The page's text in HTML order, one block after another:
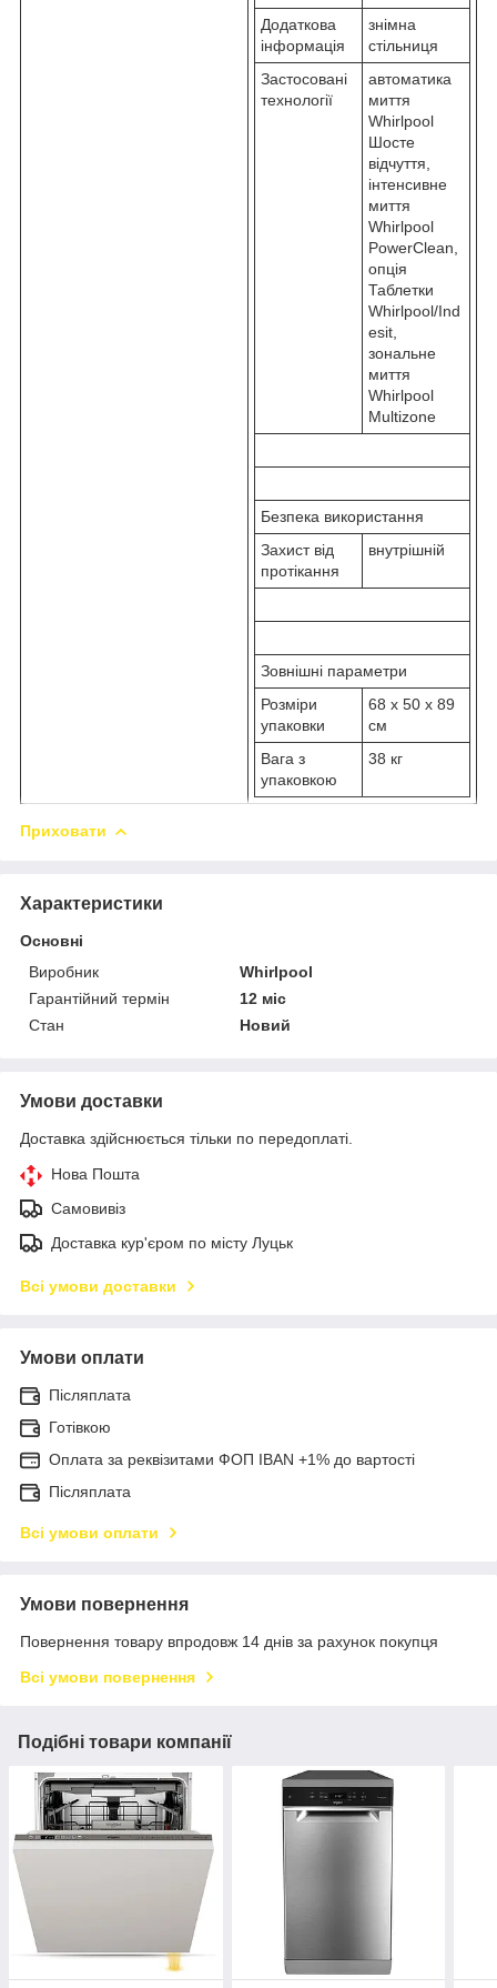
Додаткова
інформація
знімна
стільниця
Застосовані
технології
автоматика
миття
Whirlpool
Шосте
відчуття,
інтенсивне
миття
Whirlpool
PowerClean,
опція
Таблетки
Whirlpool/Ind
esit,
зональне
миття
Whirlpool
Multizone
Безпека використання
Захист від
протікання
внутрішній
Зовнішні параметри
Розміри
упаковки
68 x 50 x 89
см
Вага з
упаковкою
38 кг
Приховати
Характеристики
Основні
Виробник
Whirlpool
Гарантійний термін
12 міс
Стан
Новий
Умови доставки
Доставка здійснюється тільки по передоплаті.
Нова Пошта
Самовивіз
Доставка кур'єром по місту Луцьк
Всі умови доставки
Умови оплати
Післяплата
Готівкою
Оплата за реквізитами ФОП IBAN +1% до вартості
Післяплата
Всі умови оплати
Умови повернення
Повернення товару впродовж 14 днів за рахунок покупця
Всі умови повернення
Подібні товари компанії